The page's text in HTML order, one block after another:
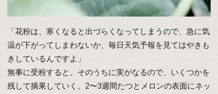
「花粉は、寒くなると出づらくなってしまうので、急に気
温が下がってしまわないか、毎日天気予報を見てはやきも
きしているんですよ」
無事に受粉すると、そのうちに実がなるので、いくつかを
残して摘果していく。2〜3週間たつとメロンの表面にネッ